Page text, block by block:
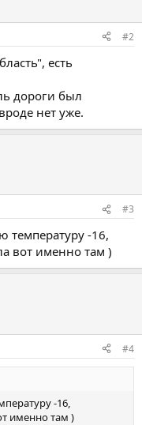
#2
есть
дороги был
нет уже.
#3
температуру -16,
вот именно там )
#4
-16,
именно там )